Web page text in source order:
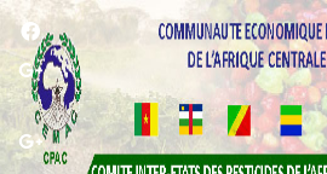
Aller
contenu
principal